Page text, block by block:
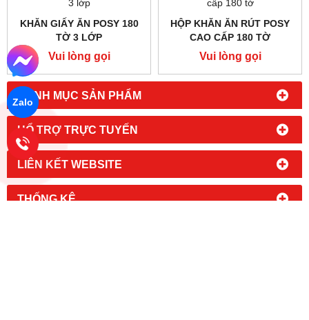
KHĂN ĂN RÚT WATERSILK
200 TỜ.
Vui lòng gọi
1250 TỜ.
KHĂN ĂN RÚT POSY 1500
Vui lòng gọi
500 TỜ
Zalo